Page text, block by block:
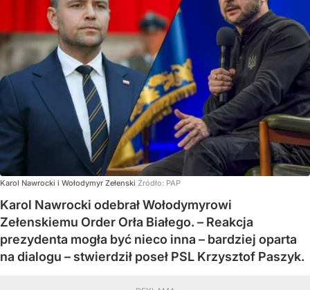
Karol Nawrocki i Wołodymyr Zełenski Źródło: PAP
Karol Nawrocki odebrał Wołodymyrowi
Zełenskiemu Order Orła Białego. – Reakcja
prezydenta mogła być nieco inna – bardziej oparta
na dialogu – stwierdził poseł PSL Krzysztof Paszyk.